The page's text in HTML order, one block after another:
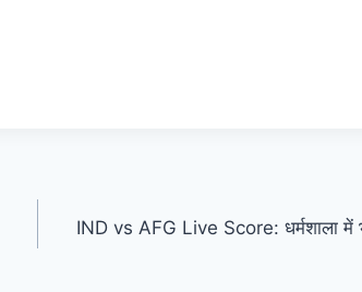
IND vs AFG Live Score: धर्मशाला में